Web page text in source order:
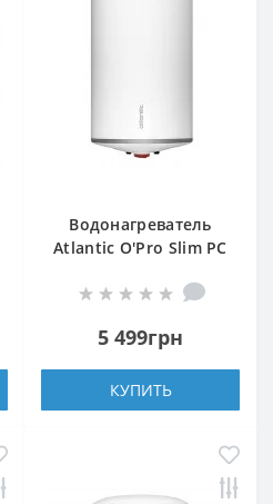
Водонагреватель
Atlantic O'Pro Slim PC
5 499грн
КУПИТЬ